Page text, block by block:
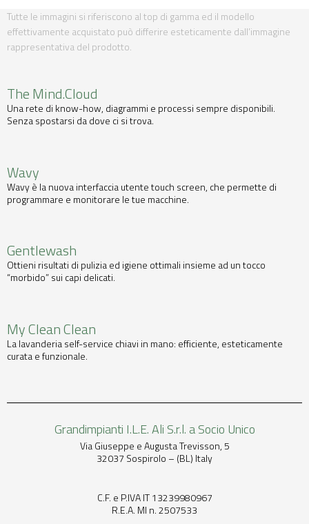
Tutte le immagini si riferiscono al top di gamma ed il modello
effettivamente acquistato può differire esteticamente dall’immagine
rappresentativa del prodotto.
The Mind.Cloud
Una rete di know-how, diagrammi e processi sempre disponibili.
Senza spostarsi da dove ci si trova.
Wavy
Wavy è la nuova interfaccia utente touch screen, che permette di
programmare e monitorare le tue macchine.
Gentlewash
Ottieni risultati di pulizia ed igiene ottimali insieme ad un tocco
“morbido” sui capi delicati.
My Clean Clean
La lavanderia self-service chiavi in mano: efficiente, esteticamente
curata e funzionale.
Grandimpianti I.L.E. Ali S.r.l. a Socio Unico
Via Giuseppe e Augusta Trevisson, 5
32037 Sospirolo – (BL) Italy
C.F. e P.IVA IT 13239980967
R.E.A. MI n. 2507533